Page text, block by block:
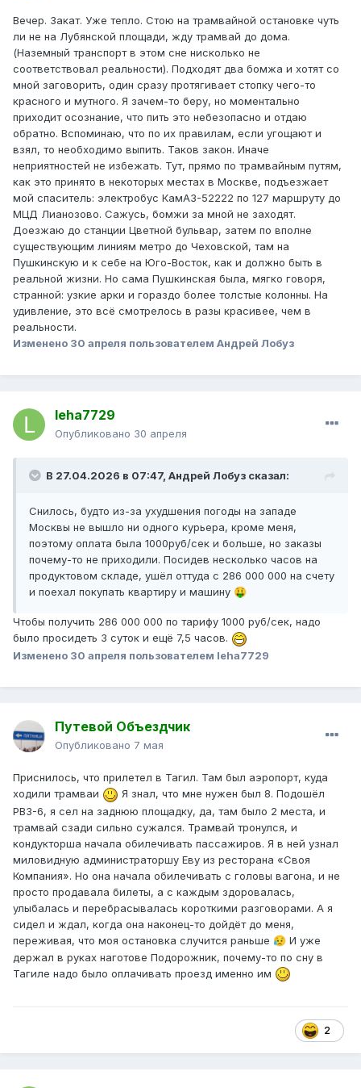
Вечер. Закат. Уже тепло. Стою на трамвайной остановке чуть
ли не на Лубянской площади, жду трамвай до дома.
(Наземный транспорт в этом сне нисколько не
соответствовал реальности). Подходят два бомжа и хотят со
мной заговорить, один сразу протягивает стопку чего-то
красного и мутного. Я зачем-то беру, но моментально
приходит осознание, что пить это небезопасно и отдаю
обратно. Вспоминаю, что по их правилам, если угощают и
взял, то необходимо выпить. Таков закон. Иначе
неприятностей не избежать. Тут, прямо по трамвайным путям,
как это принято в некоторых местах в Москве, подъезжает
мой спаситель: электробус КамАЗ-52222 по 127 маршруту до
МЦД Лианозово. Сажусь, бомжи за мной не заходят.
Доезжаю до станции Цветной бульвар, затем по вполне
существующим линиям метро до Чеховской, там на
Пушкинскую и к себе на Юго-Восток, как и должно быть в
реальной жизни. Но сама Пушкинская была, мягко говоря,
странной: узкие арки и гораздо более толстые колонны. На
удивление, это всё смотрелось в разы красивее, чем в
реальности.
Изменено 30 апреля пользователем Андрей Лобуз
leha7729
Опубликовано 30 апреля
В 27.04.2026 в 07:47, Андрей Лобуз сказал:
Снилось, будто из-за ухудшения погоды на западе
Москвы не вышло ни одного курьера, кроме меня,
поэтому оплата была 1000руб/сек и больше, но заказы
почему-то не приходили. Посидев несколько часов на
продуктовом складе, ушёл оттуда с 286 000 000 на счету
и поехал покупать квартиру и машину 🤑
Чтобы получить 286 000 000 по тарифу 1000 руб/сек, надо
было просидеть 3 суток и ещё 7,5 часов.
Изменено 30 апреля пользователем leha7729
Путевой Объездчик
Опубликовано 7 мая
Приснилось, что прилетел в Тагил. Там был аэропорт, куда
ходили трамваи
Я знал, что мне нужен был 8. Подошёл
РВЗ-6, я сел на заднюю площадку, да, там было 2 места, и
трамвай сзади сильно сужался. Трамвай тронулся, и
кондукторша начала обилечивать пассажиров. Я в ней узнал
миловидную администраторшу Еву из ресторана «Своя
Компания». Но она начала обилечивать с головы вагона, и не
просто продавала билеты, а с каждым здоровалась,
улыбалась и перебрасывалась короткими разговорами. А я
сидел и ждал, когда она наконец-то дойдёт до меня,
переживая, что моя остановка случится раньше 😥 И уже
держал в руках наготове Подорожник, почему-то по сну в
Тагиле надо было оплачивать проезд именно им
2